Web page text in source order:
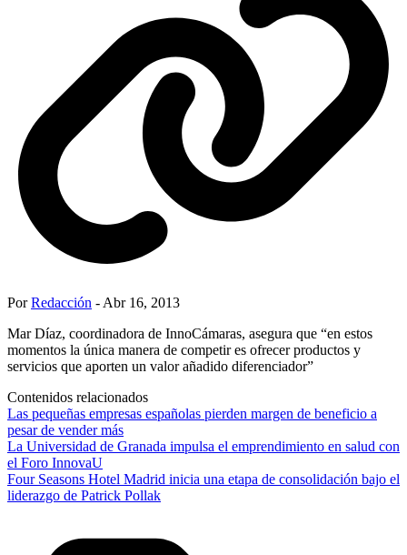
PorRedacción - Abr 16, 2013
Mar Díaz, coordinadora de InnoCámaras, asegura que “en estos
momentos la única manera de competir es ofrecer productos y
servicios que aporten un valor añadido diferenciador”
Contenidos relacionados
Las pequeñas empresas españolas pierden margen de beneficio a
pesar de vender más
La Universidad de Granada impulsa el emprendimiento en salud con
el Foro InnovaU
Four Seasons Hotel Madrid inicia una etapa de consolidación bajo el
liderazgo de Patrick Pollak